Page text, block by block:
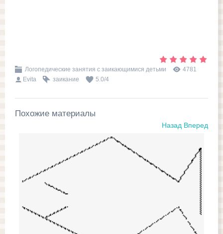
Логопедические занятия с заикающимися детьми
4781
Evita
заикание 5.0/4
Похожие материалы
Назад Вперед